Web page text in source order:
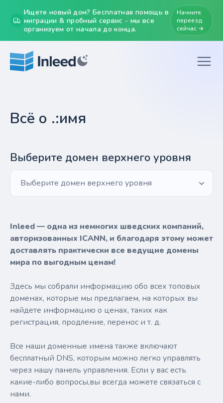
Ищете новый дом? Бесплатная помощь в
миграции & пробный сервис - мы все
организуем от начала до конца.
Начните
переезд
сейчас →
Всё о .:имя
Выберите домен верхнего уровня
Выберите домен верхнего уровня
Inleed — одна из немногих шведских компаний,
авторизованных ICANN, и благодаря этому может
доставлять практически все ведущие домены
мира по выгодным ценам!
Здесь мы собрали информацию обо всех топовых
доменах, которые мы предлагаем, на которых вы
найдете информацию о ценах, таких как
регистрация, продление, перенос и т. д.
Все наши доменные имена также включают
бесплатный DNS, которым можно легко управлять
через нашу панель управления. Если у вас есть
какие-либо вопросы,вы всегда можете связаться с
нами.